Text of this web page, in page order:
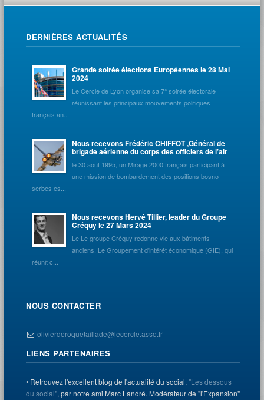
DERNIÈRES ACTUALITÉS
Grande soirée élections Européennes le 28 Mai
2024
Le Cercle de Lyon organise sa 7° soirée électorale
réunissant les principaux mouvements politiques
français an...
Nous recevons Frédéric CHIFFOT ,Général de
brigade aérienne du corps des officiers de l’air
le 30 août 1995, un Mirage 2000 français participant à
une mission de bombardement des positions bosno-
serbes es...
Nous recevons Hervé Tillier, leader du Groupe
Créquy le 27 Mars 2024
Le Le groupe Créquy redonne vie aux bâtiments
anciens. Le Groupement d'intérêt économique (GIE), qui
réunit c...
NOUS CONTACTER
olivierderoquetaillade@lecercle.asso.fr
LIENS PARTENAIRES
• Retrouvez l'excellent blog de l'actualité du social,"Les dessous
du social", par notre ami Marc Landré. Modérateur de "l'Expansion"